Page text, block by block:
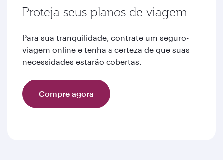
Proteja seus planos de viagem
Para sua tranquilidade, contrate um seguro-
viagem online e tenha a certeza de que suas
necessidades estarão cobertas.
Compre agora